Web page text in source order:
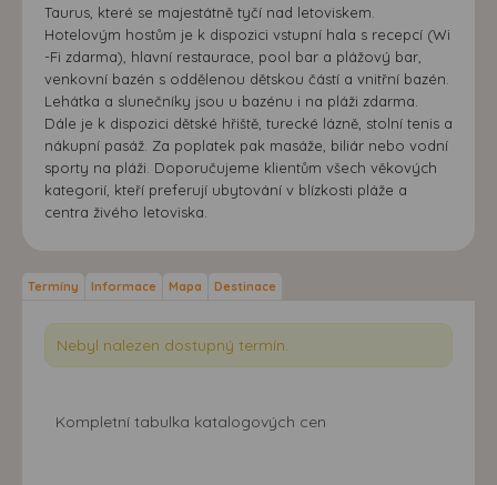
Taurus, které se majestátně tyčí nad letoviskem.
Hotelovým hostům je k dispozici vstupní hala s recepcí (Wi
-Fi zdarma), hlavní restaurace, pool bar a plážový bar,
venkovní bazén s oddělenou dětskou částí a vnitřní bazén.
Lehátka a slunečníky jsou u bazénu i na pláži zdarma.
Dále je k dispozici dětské hřiště, turecké lázně, stolní tenis a
nákupní pasáž. Za poplatek pak masáže, biliár nebo vodní
sporty na pláži. Doporučujeme klientům všech věkových
kategorií, kteří preferují ubytování v blízkosti pláže a
centra živého letoviska.
Termíny Informace Mapa Destinace
Nebyl nalezen dostupný termín.
Kompletní tabulka katalogových cen